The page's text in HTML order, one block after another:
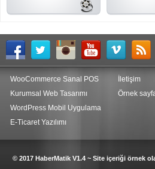
WooCommerce Sanal POS
Kurumsal Web Tasarımı
WordPress Mobil Uygulama
E-Ticaret Yazılımı
İletişim
Örnek
© 2017 HaberMatik V1.4 ~ Site içeriği örnek